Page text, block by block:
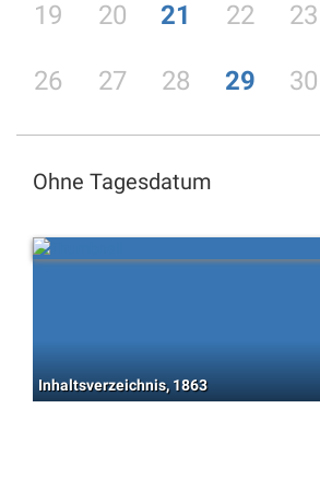
19 20 21 22 23
26 27 28 29 30
Ohne Tagesdatum
Inhaltsverzeichnis, 1863